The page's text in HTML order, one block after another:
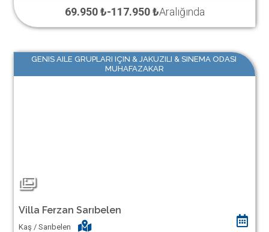
69.950 ₺-117.950 ₺Aralığında
GENIS AILE GRUPLARI IÇIN & JAKUZILI & SINEMA ODASI
MUHAFAZAKAR
Villa Ferzan Sarıbelen
Kaş / Sarıbelen